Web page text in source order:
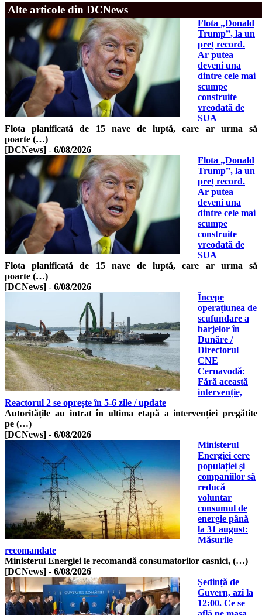
Alte articole din DCNews
Flota „Donald
Trump”, la un
preț record.
Ar putea
deveni una
dintre cele mai
scumpe
construite
vreodată de
SUA
Flota planificată de 15 nave de luptă, care ar urma să
poarte (…)
[DCNews] - 6/08/2026
Flota „Donald
Trump”, la un
preț record.
Ar putea
deveni una
dintre cele mai
scumpe
construite
vreodată de
SUA
Flota planificată de 15 nave de luptă, care ar urma să
poarte (…)
[DCNews] - 6/08/2026
Începe
operațiunea de
scufundare a
barjelor în
Dunăre /
Directorul
CNE
Cernavodă:
Fără această
intervenție,
Reactorul 2 se oprește în 5-6 zile / update
Autoritățile au intrat în ultima etapă a intervenției pregătite
pe (…)
[DCNews] - 6/08/2026
Ministerul
Energiei cere
populației și
companiilor să
reducă
voluntar
consumul de
energie până
la 31 august:
Măsurile
recomandate
Ministerul Energiei le recomandă consumatorilor casnici, (…)
[DCNews] - 6/08/2026
Ședință de
Guvern, azi la
12:00. Ce se